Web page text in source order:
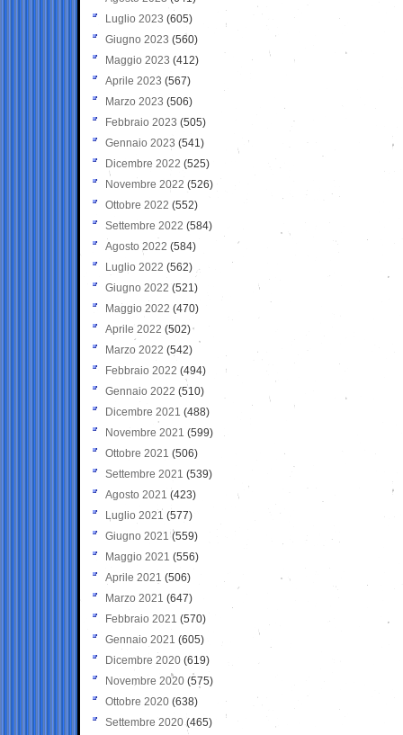
Luglio 2023 (605)
Giugno 2023 (560)
Maggio 2023 (412)
Aprile 2023 (567)
Marzo 2023 (506)
Febbraio 2023 (505)
Gennaio 2023 (541)
Dicembre 2022 (525)
Novembre 2022 (526)
Ottobre 2022 (552)
Settembre 2022 (584)
Agosto 2022 (584)
Luglio 2022 (562)
Giugno 2022 (521)
Maggio 2022 (470)
Aprile 2022 (502)
Marzo 2022 (542)
Febbraio 2022 (494)
Gennaio 2022 (510)
Dicembre 2021 (488)
Novembre 2021 (599)
Ottobre 2021 (506)
Settembre 2021 (539)
Agosto 2021 (423)
Luglio 2021 (577)
Giugno 2021(559)
Maggio 2021 (556)
Aprile 2021 (506)
Marzo 2021 (647)
Febbraio 2021 (570)
Gennaio 2021 (605)
Dicembre 2020 (619)
Novembre 2020 (575)
Ottobre 2020 (638)
Settembre 2020(465)